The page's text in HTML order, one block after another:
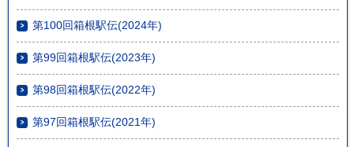
第100回箱根駅伝(2024年)
第99回箱根駅伝(2023年)
第98回箱根駅伝(2022年)
第97回箱根駅伝(2021年)